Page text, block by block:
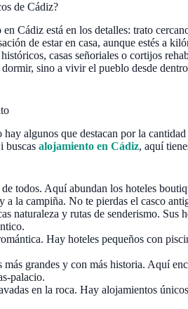
de Cádiz?
Cádiz está en los detalles: trato
de estar en casa, aunque estés a
casas señoriales o cortijos
sino a vivir el pueblo desde
algunos que destacan por la
buscas alojamiento en Cádiz, aquí
todos. Aquí abundan los hoteles
la campiña. No te pierdas el casco
naturaleza y rutas de senderismo. Sus
Hay hoteles pequeños con
grandes y con más historia. Aquí
palacio.
en la roca. Hay alojamientos